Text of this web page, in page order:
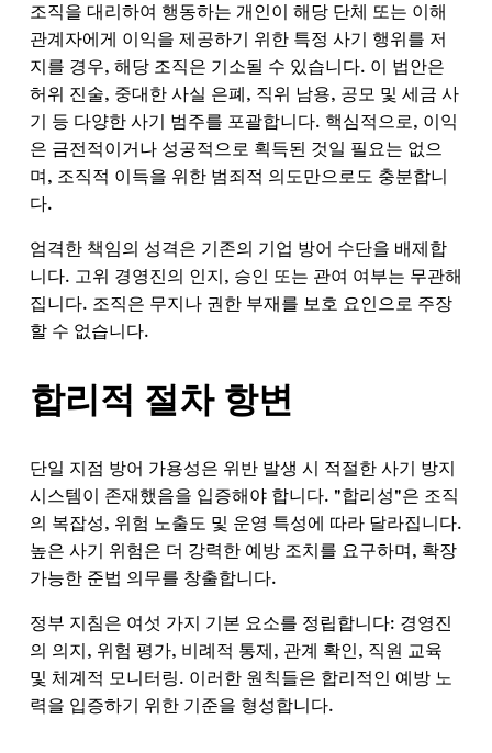
조직을 대리하여 행동하는 개인이 해당 단체 또는 이해
관계자에게 이익을 제공하기 위한 특정 사기 행위를 저
지를 경우, 해당 조직은 기소될 수 있습니다. 이 법안은
허위 진술, 중대한 사실 은폐, 직위 남용, 공모 및 세금 사
기 등 다양한 사기 범주를 포괄합니다. 핵심적으로, 이익
은 금전적이거나 성공적으로 획득된 것일 필요는 없으
며, 조직적 이득을 위한 범죄적 의도만으로도 충분합니
다.
엄격한 책임의 성격은 기존의 기업 방어 수단을 배제합
니다. 고위 경영진의 인지, 승인 또는 관여 여부는 무관해
집니다. 조직은 무지나 권한 부재를 보호 요인으로 주장
할 수 없습니다.
합리적 절차 항변
단일 지점 방어 가용성은 위반 발생 시 적절한 사기 방지
시스템이 존재했음을 입증해야 합니다. "합리성"은 조직
의 복잡성, 위험 노출도 및 운영 특성에 따라 달라집니다.
높은 사기 위험은 더 강력한 예방 조치를 요구하며, 확장
가능한 준법 의무를 창출합니다.
정부 지침은 여섯 가지 기본 요소를 정립합니다: 경영진
의 의지, 위험 평가, 비례적 통제, 관계 확인, 직원 교육
및 체계적 모니터링. 이러한 원칙들은 합리적인 예방 노
력을 입증하기 위한 기준을 형성합니다.